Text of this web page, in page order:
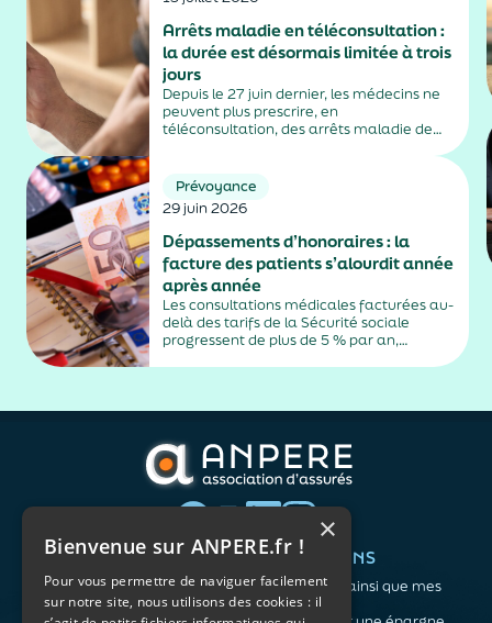
Arrêts maladie en téléconsultation :
la durée est désormais limitée à trois
jours
Depuis le 27 juin dernier, les médecins ne
peuvent plus prescrire, en
téléconsultation, des arrêts maladie de
sociales et fiscales, s'inscrit dans un
durcissement plus...
Prévoyance
29 juin 2026
Dépassements d’honoraires : la
facture des patients s’alourdit année
après année
Les consultations médicales facturées au-
delà des tarifs de la Sécurité sociale
progressent de plus de 5 % par an,
alimentés par la montée en puissance des
QUI SOMMES-NOUS ?
L'association
Notre organisation
VOS BESOINS
Me protéger ainsi que mes
proches
×
Bienvenue sur ANPERE.fr !
Pour vous permettre de naviguer facilement
sur notre site, nous utilisons des cookies : il